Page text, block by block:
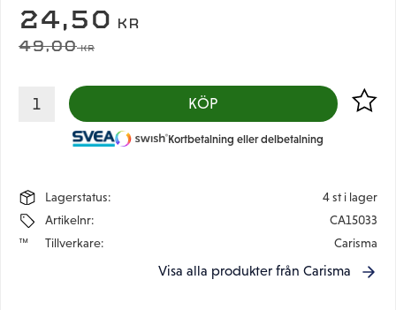
NEDSATT PRIS:
24,50 KR
ORDINARIE PRIS:
49,00KR
KÖP Lägg
Kortbetalning eller delbetalning
Lagerstatus
4 st i lager
Artikelnr
CA15033
Tillverkare
Carisma
Visa alla produkter från Carisma